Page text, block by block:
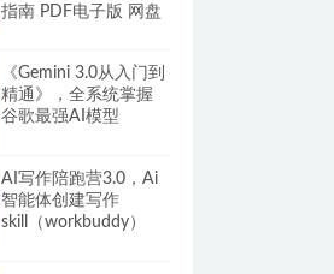
指南 PDF电子版 网盘
《Gemini 3.0从入门到
精通》，全系统掌握
谷歌最强AI模型
AI写作陪跑营3.0，Ai
智能体创建写作
skill（workbuddy）